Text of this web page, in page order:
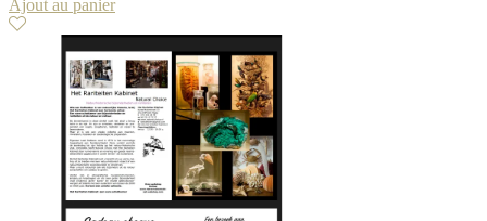
Ajout au panier